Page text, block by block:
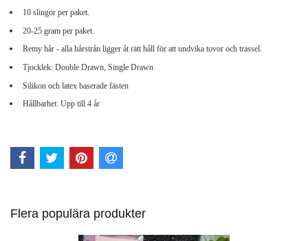
10 slingor per paket.
20-25 gram per paket.
Remy hår - alla hårstrån ligger åt rätt håll för att undvika tovor och trassel.
Tjocklek: Double Drawn, Single Drawn
Silikon och latex baserade fästen
Hållbarhet: Upp till 4 år
Flera populära produkter